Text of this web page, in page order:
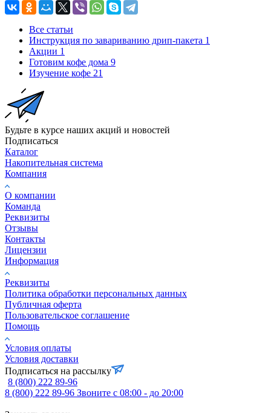
Все статьи
Инструкция по завариванию дрип-пакета 1
Акции 1
Готовим кофе дома 9
Изучение кофе 21
Будьте в курсе наших акций и новостей
Подписаться
Каталог
Накопительная система
Компания
О компании
Команда
Реквизиты
Отзывы
Контакты
Лицензии
Информация
Реквизиты
Политика обработки персональных данных
Публичная оферта
Пользовательское соглашение
Помощь
Условия оплаты
Условия доставки
Подписаться на рассылку
8 (800) 222 89-96
8 (800) 222 89-96 Звоните с 08:00 - до 20:00